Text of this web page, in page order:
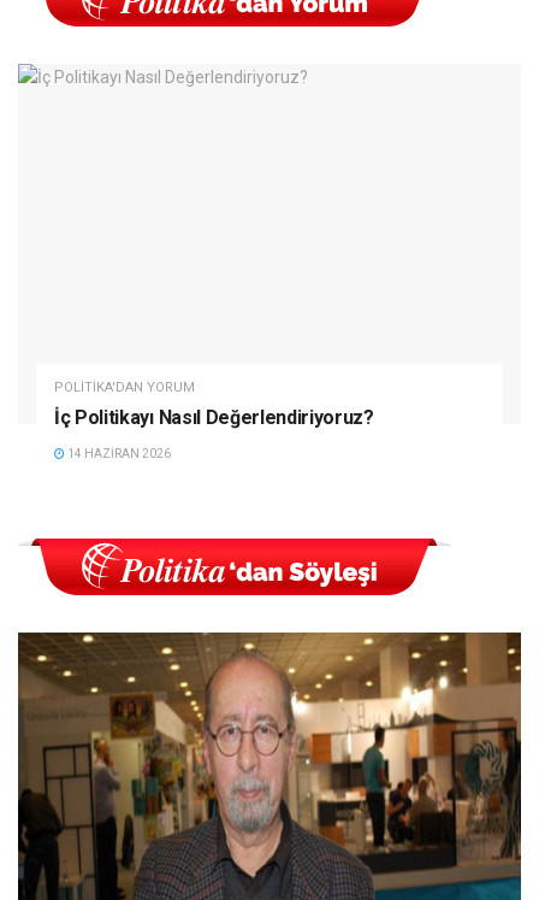
POLITIKA'DAN YORUM
İç Politikayı Nasıl Değerlendiriyoruz?
14 HAZIRAN 2026